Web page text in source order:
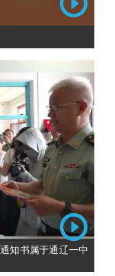
知书属于通辽一中